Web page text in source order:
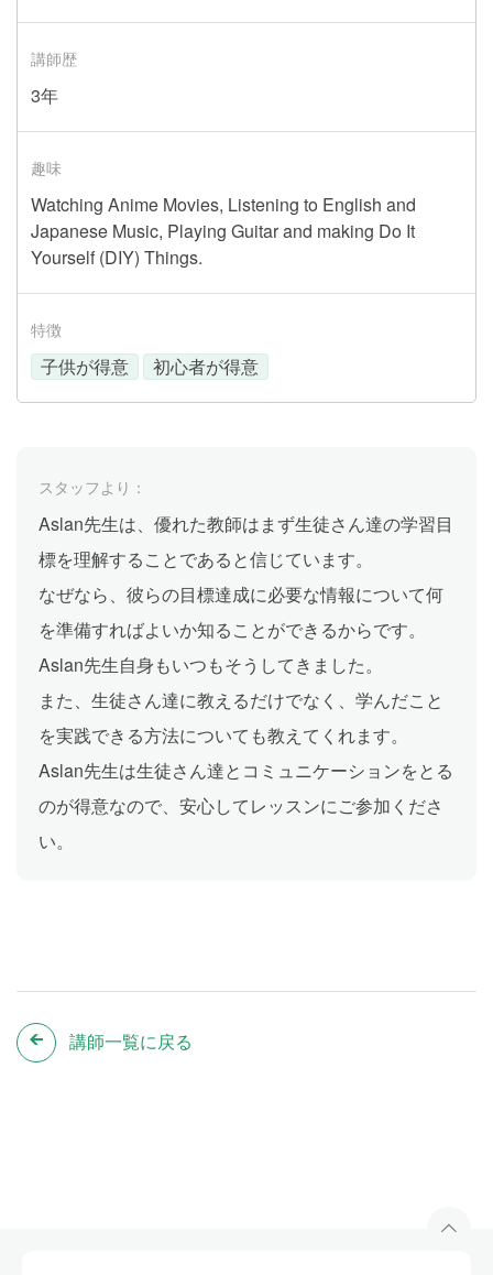
講師歴
3年
趣味
Watching Anime Movies, Listening to English and
Japanese Music, Playing Guitar and making Do It
Yourself (DIY) Things.
特徴
子供が得意 初心者が得意
スタッフより：
Aslan先生は、優れた教師はまず生徒さん達の学習目
標を理解することであると信じています。
なぜなら、彼らの目標達成に必要な情報について何
を準備すればよいか知ることができるからです。
Aslan先生自身もいつもそうしてきました。
また、生徒さん達に教えるだけでなく、学んだこと
を実践できる方法についても教えてくれます。
Aslan先生は生徒さん達とコミュニケーションをとる
のが得意なので、安心してレッスンにご参加くださ
い。
講師一覧に戻る